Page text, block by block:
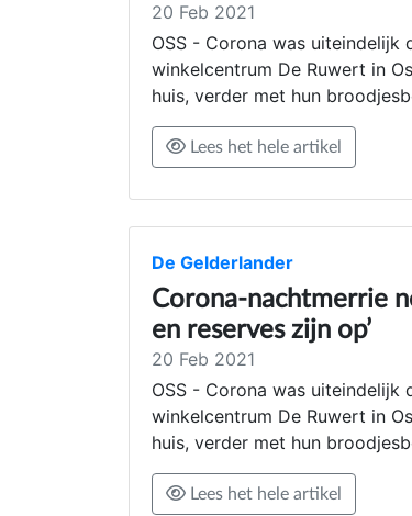
20 Feb 2021
OSS - Corona was uiteindelijk
winkelcentrum De Ruwert in
huis, verder met hun
Lees het hele artikel
De Gelderlander
Corona-nachtmerrie
en reserves zijn op’
20 Feb 2021
OSS - Corona was uiteindelijk
winkelcentrum De Ruwert in
huis, verder met hun
Lees het hele artikel